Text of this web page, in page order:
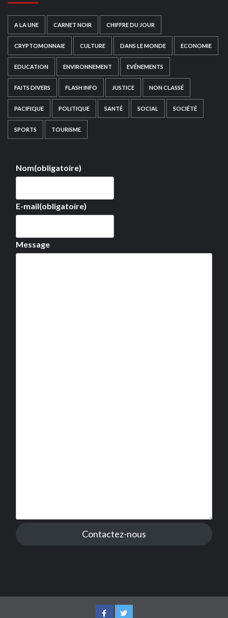
A LA UNE CARNET NOIR CHIFFRE DU JOUR
CRYPTOMONNAIE CULTURE DANS LE MONDE ECONOMIE
EDUCATION ENVIRONNEMENT EVÉNEMENTS
FAITS DIVERS FLASH INFO JUSTICE NON CLASSÉ
PACIFIQUE POLITIQUE SANTÉ SOCIAL SOCIÉTÉ
SPORTS TOURISME
Nom(obligatoire)
E-mail(obligatoire)
Message
Contactez-nous